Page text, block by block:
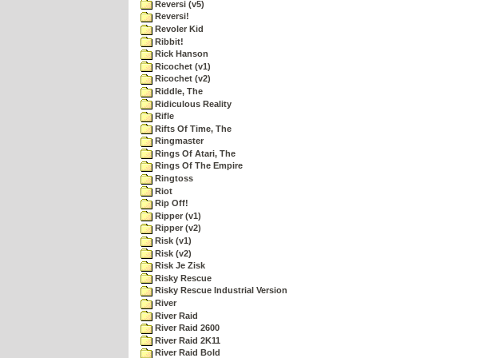
Reversi (v5)
Reversi!
Revoler Kid
Ribbit!
Rick Hanson
Ricochet (v1)
Ricochet (v2)
Riddle, The
Ridiculous Reality
Rifle
Rifts Of Time, The
Ringmaster
Rings Of Atari, The
Rings Of The Empire
Ringtoss
Riot
Rip Off!
Ripper (v1)
Ripper (v2)
Risk (v1)
Risk (v2)
Risk Je Zisk
Risky Rescue
Risky Rescue Industrial Version
River
River Raid
River Raid 2600
River Raid 2K11
River Raid Bold